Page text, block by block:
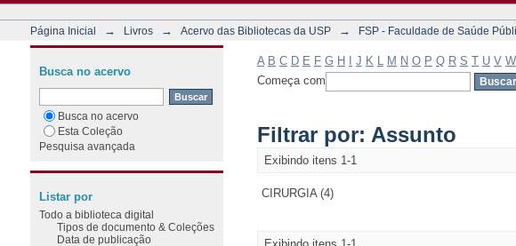
Página Inicial → Livros → Acervo das Bibliotecas da USP → FSP - Faculdade de Saúde
A B C D E F G H J K M N O P Q R S T U V W
Começa com
Filtrar por: Assunto
Exibindo itens 1-1
CIRURGIA (4)
Busca no acervo
Busca no acervo
Esta Coleção
Pesquisa avançada
Listar por
Todo a biblioteca digital
Tipos de documento & Coleções
Data de publicação